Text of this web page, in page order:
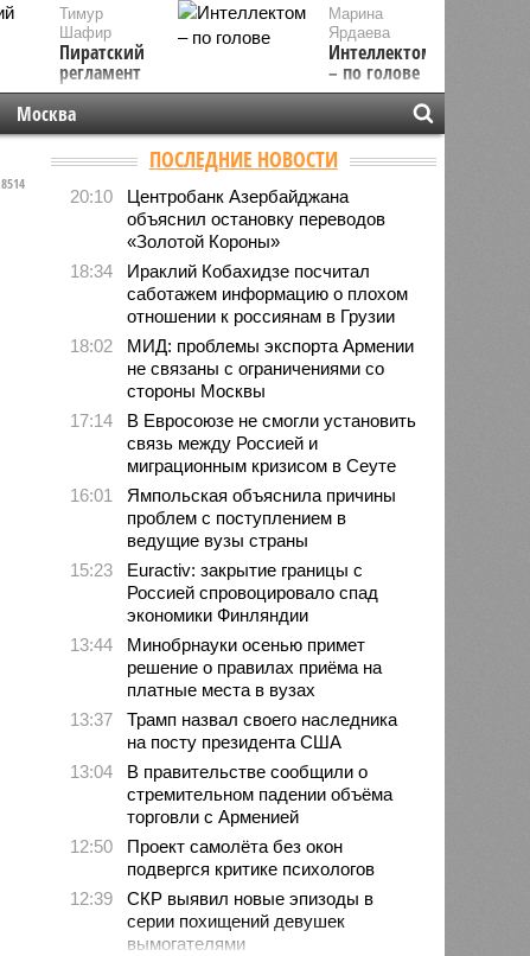
Марина
Ярдаева
Интеллектом
– по голове
Тимур
Шафир
Пиратский
регламент
Москва
8514
ПОСЛЕДНИЕ НОВОСТИ
20:10
Центробанк Азербайджана
объяснил остановку переводов
«Золотой Короны»
18:34
Ираклий Кобахидзе посчитал
саботажем информацию о плохом
отношении к россиянам в Грузии
18:02
МИД: проблемы экспорта Армении
не связаны с ограничениями со
стороны Москвы
17:14
В Евросоюзе не смогли установить
связь между Россией и
миграционным кризисом в Сеуте
16:01
Ямпольская объяснила причины
проблем с поступлением в
ведущие вузы страны
15:23
Euractiv: закрытие границы с
Россией спровоцировало спад
экономики Финляндии
13:44
Минобрнауки осенью примет
решение о правилах приёма на
платные места в вузах
13:37
Трамп назвал своего наследника
на посту президента США
13:04
В правительстве сообщили о
стремительном падении объёма
торговли с Арменией
12:50
Проект самолёта без окон
подвергся критике психологов
12:39
СКР выявил новые эпизоды в
серии похищений девушек
вымогателями